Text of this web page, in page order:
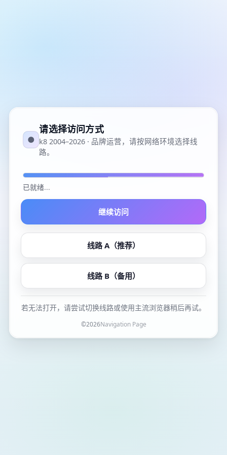
●
请选择访问方式
k8 2004–2026 · 品牌运营，请按网络环境选择线
路。
已就绪...
继续访问
线路 A（推荐）
线路 B（备用）
若无法打开，请尝试切换线路或使用主流浏览器稍后再试。
©2026Navigation Page